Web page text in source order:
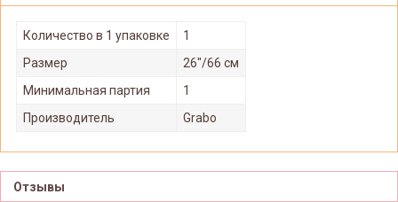
Количество в 1 упаковке
1
Размер
26"/66 см
Минимальная партия
1
Производитель
Grabo
Отзывы